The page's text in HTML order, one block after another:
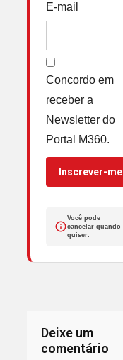
E-mail
Concordo em
receber a
Newsletter do
Portal M360.
Inscrever-me
Você pode
cancelar quando
quiser.
Deixe um
comentário